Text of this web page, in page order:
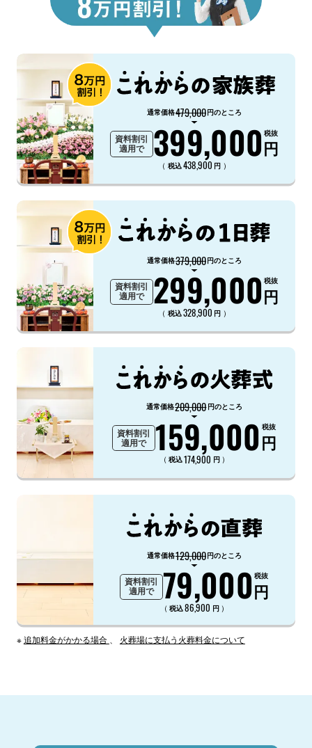
通常価格479,000円のところ
資料割引
適用で
399,000円
税抜
（ 税込438,900 円 ）
通常価格379,000円のところ
資料割引
適用で
299,000円
税抜
（ 税込328,900 円 ）
通常価格209,000円のところ
資料割引
適用で
159,000円
税抜
（ 税込174,900 円 ）
通常価格129,000円のところ
資料割引
適用で
79,000円
税抜
（ 税込86,900 円 ）
※追加料金がかかる場合 、 火葬場に支払う火葬料金について